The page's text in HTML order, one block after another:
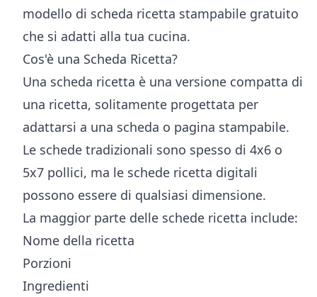
modello di scheda ricetta stampabile gratuito
che si adatti alla tua cucina.
Cos'è una Scheda Ricetta?
Una scheda ricetta è una versione compatta di
una ricetta, solitamente progettata per
adattarsi a una scheda o pagina stampabile.
Le schede tradizionali sono spesso di 4x6 o
5x7 pollici, ma le schede ricetta digitali
possono essere di qualsiasi dimensione.
La maggior parte delle schede ricetta include:
Nome della ricetta
Porzioni
Ingredienti